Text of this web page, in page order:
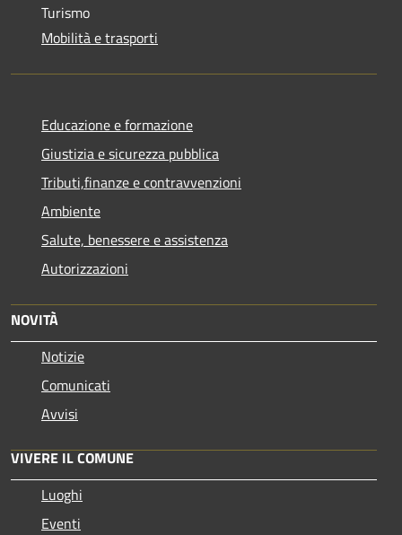
Turismo
Mobilità e trasporti
Educazione e formazione
Giustizia e sicurezza pubblica
Tributi,finanze e contravvenzioni
Ambiente
Salute, benessere e assistenza
Autorizzazioni
NOVITÀ
Notizie
Comunicati
Avvisi
VIVERE IL COMUNE
Luoghi
Eventi